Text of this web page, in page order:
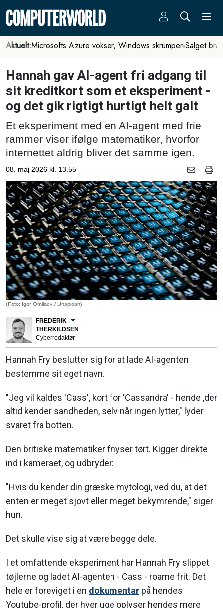
Aktuelt:Microsofts Azure vokser, Windows skrumper Salget
Hannah gav AI-agent fri adgang til
sit kreditkort som et eksperiment -
og det gik rigtigt hurtigt helt galt
Et eksperiment med en AI-agent med frie
rammer viser ifølge matematiker, hvorfor
internettet aldrig bliver det samme igen.
08. maj 2026 kl. 13.55
(Foto: Igor Omilaev / Unsplash)
FREDERIK
THERKILDSEN
Cyberredaktør
Hannah Fry beslutter sig for at lade AI-agenten
bestemme sit eget navn.
"Jeg vil kaldes 'Cass', kort for 'Cassandra' - hende ,der
altid kender sandheden, selv når ingen lytter," lyder
svaret fra botten.
Den britiske matematiker fnyser tørt. Kigger direkte
ind i kameraet, og udbryder:
"Hvis du kender din græske mytologi, ved du, at det
enten er meget sjovt eller meget bekymrende," siger
hun.
Det skulle vise sig at være begge dele.
I et omfattende eksperiment har Hannah Fry slippet
tøjlerne og ladet AI-agenten - Cass - roame frit. Det
hele er foreviget i en dokumentar på hendes
Youtube-profil, der hver uge oplyser hendes mere